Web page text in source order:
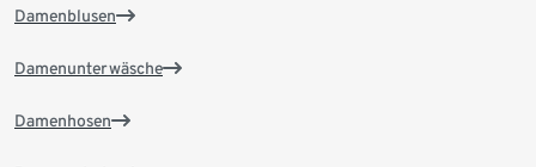
Damenblusen
Damenunterwäsche
Damenhosen